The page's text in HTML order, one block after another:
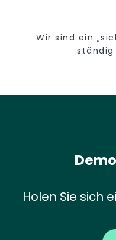
Wir sind ein
Holen Sie sich